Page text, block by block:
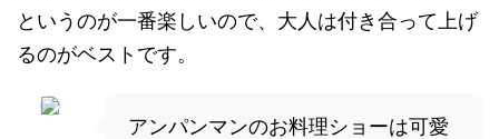
というのが一番楽しいので、大人は付き合って上げ
るのがベストです。
アンパンマンのお料理ショーは可愛